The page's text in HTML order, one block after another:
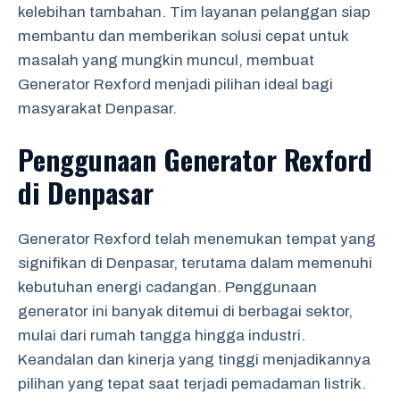
kelebihan tambahan. Tim layanan pelanggan siap
membantu dan memberikan solusi cepat untuk
masalah yang mungkin muncul, membuat
Generator Rexford menjadi pilihan ideal bagi
masyarakat Denpasar.
Penggunaan Generator Rexford
di Denpasar
Generator Rexford telah menemukan tempat yang
signifikan di Denpasar, terutama dalam memenuhi
kebutuhan energi cadangan. Penggunaan
generator ini banyak ditemui di berbagai sektor,
mulai dari rumah tangga hingga industri.
Keandalan dan kinerja yang tinggi menjadikannya
pilihan yang tepat saat terjadi pemadaman listrik.